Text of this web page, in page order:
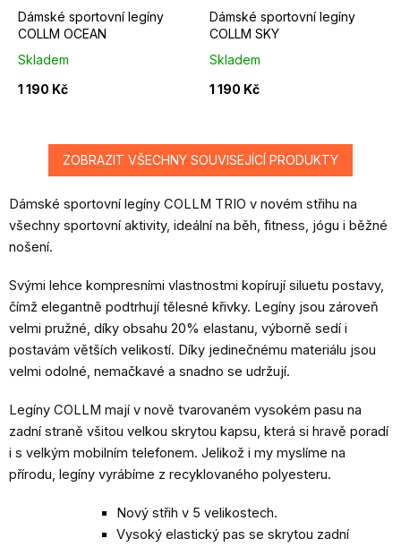
Dámské sportovní legíny
COLLM OCEAN
Skladem
1 190 Kč
Dámské sportovní legíny
COLLM SKY
Skladem
1 190 Kč
ZOBRAZIT VŠECHNY SOUVISEJÍCÍ PRODUKTY
Dámské sportovní legíny COLLM TRIO v novém střihu na
všechny sportovní aktivity, ideální na běh, fitness, jógu i běžné
nošení.
Svými lehce kompresními vlastnostmi kopírují siluetu postavy,
čímž elegantně podtrhují tělesné křivky. Legíny jsou zároveň
velmi pružné, díky obsahu 20% elastanu, výborně sedí i
postavám větších velikostí. Díky jedinečnému materiálu jsou
velmi odolné, nemačkavé a snadno se udržují.
Legíny COLLM mají v nově tvarovaném vysokém pasu na
zadní straně všitou velkou skrytou kapsu, která si hravě poradí
i s velkým mobilním telefonem. Jelikož i my myslíme na
přírodu, legíny vyrábíme z recyklovaného polyesteru.
Nový střih v 5 velikostech.
Vysoký elastický pas se skrytou zadní